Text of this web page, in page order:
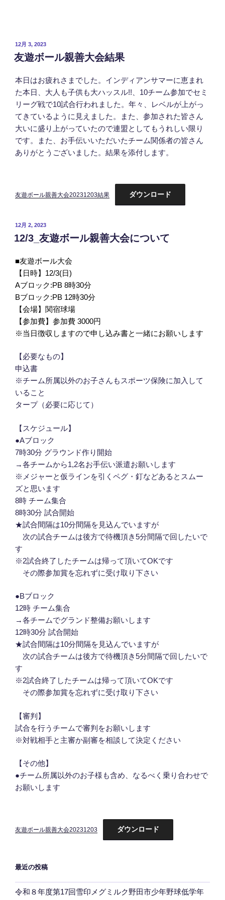
投
稿
日:
12月 3, 2023
友遊ボール親善大会結果
本日はお疲れさまでした。インディアンサマーに恵まれ
た本日、大人も子供も大ハッスル!!、10チーム参加でセミ
リーグ戦で10試合行われました。年々、レベルが上がっ
てきているように見えました。また、参加された皆さん
大いに盛り上がっていたので連盟としてもうれしい限り
です。また、お手伝いいただいたチーム関係者の皆さん
ありがとうございました。結果を添付します。
友遊ボール親善大会20231203結果 ダウンロード
投
稿
日:
12月 2, 2023
12/3_友遊ボール親善大会について
■友遊ボール大会
【日時】12/3(日)
Aブロック:PB 8時30分
Bブロック:PB 12時30分
【会場】関宿球場
【参加費】参加費 3000円
※当日徴収しますので申し込み書と一緒にお願いします
【必要なもの】
申込書
※チーム所属以外のお子さんもスポーツ保険に加入して
いること
タープ（必要に応じて）
【スケジュール】
●Aブロック
7時30分 グラウンド作り開始
→各チームから1,2名お手伝い派遣お願いします
※メジャーと仮ラインを引くペグ・釘などあるとスムー
ズと思います
8時 チーム集合
8時30分 試合開始
★試合間隔は10分間隔を見込んでいますが
次の試合チームは後方で待機頂き5分間隔で回したいで
す
※2試合終了したチームは帰って頂いてOKです
その際参加賞を忘れずに受け取り下さい
●Bブロック
12時 チーム集合
→各チームでグランド整備お願いします
12時30分 試合開始
★試合間隔は10分間隔を見込んでいますが
次の試合チームは後方で待機頂き5分間隔で回したいで
す
※2試合終了したチームは帰って頂いてOKです
その際参加賞を忘れずに受け取り下さい
【審判】
試合を行うチームで審判をお願いします
※対戦相手と主審か副審を相談して決定ください
【その他】
●チーム所属以外のお子様も含め、なるべく乗り合わせで
お願いします
友遊ボール親善大会20231203 ダウンロード
最近の投稿
令和８年度第17回雪印メグミルク野田市少年野球低学年